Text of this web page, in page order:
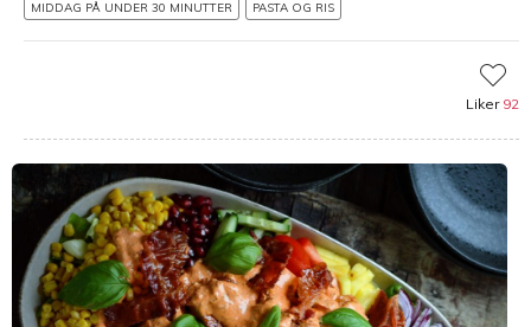
MIDDAG PÅ UNDER 30 MINUTTER
PASTA OG RIS
Liker 92